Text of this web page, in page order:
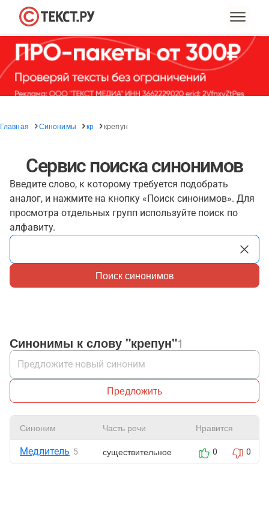
Главная Синонимы кр крепун
Сервис поиска синонимов
Введите слово, к которому требуется подобрать
аналог, и нажмите на кнопку «Поиск синонимов». Для
просмотра отдельных групп используйте поиск по
алфавиту.
Поиск синонимов
Синонимы к слову "крепун"1
Предложить
Синоним Часть речи Нравится
Медлитель 5 существительное 0 0